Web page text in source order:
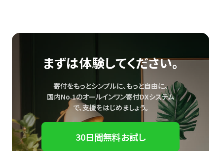
まずは体験してください。
寄付をもっとシンプルに、もっと自由に。
国内No.1のオールインワン寄付DXシステム
で、支援をはじめましょう。
30日間無料お試し